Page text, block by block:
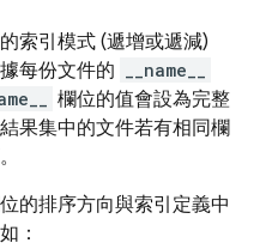
索引模式 (遞增或遞減)
每份文件的
__name__
欄位的值會設為完整
果集中的文件若有相同欄
的排序方向與索引定義中
：